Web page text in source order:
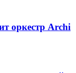
оркестр Archi